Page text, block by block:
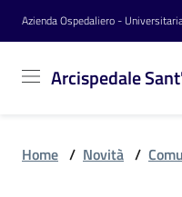
Vai al contenuto
Vai alla navigazione
Vai al footer
Azienda Ospedaliero -
Arcispedale
Sant'Anna
Azienda
Home / Novità /